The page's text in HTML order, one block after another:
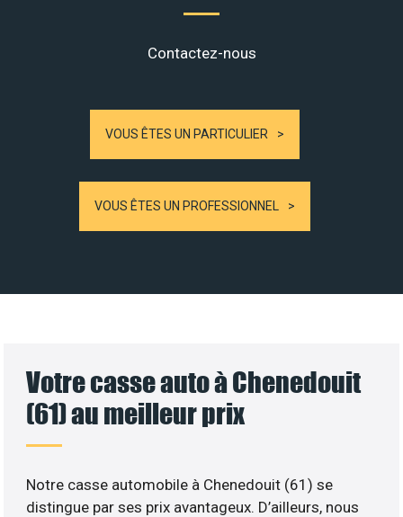
Contactez-nous
VOUS ÊTES UN PARTICULIER
VOUS ÊTES UN PROFESSIONNEL
Votre casse auto à Chenedouit
(61) au meilleur prix
Notre casse automobile à Chenedouit (61) se
distingue par ses prix avantageux. D’ailleurs, nous